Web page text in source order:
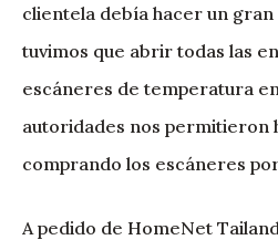
clientela debía hacer un
tuvimos que abrir todas las
escáneres de temperatura
autoridades nos permitieron
comprando los escáneres
A pedido de HomeNet